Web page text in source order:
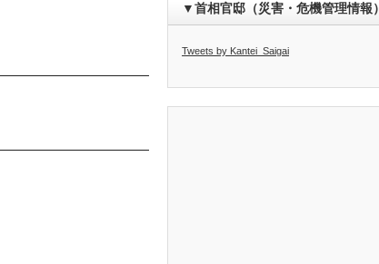
▼首相官邸（災害・危機管理情報）
Tweets by Kantei_Saigai